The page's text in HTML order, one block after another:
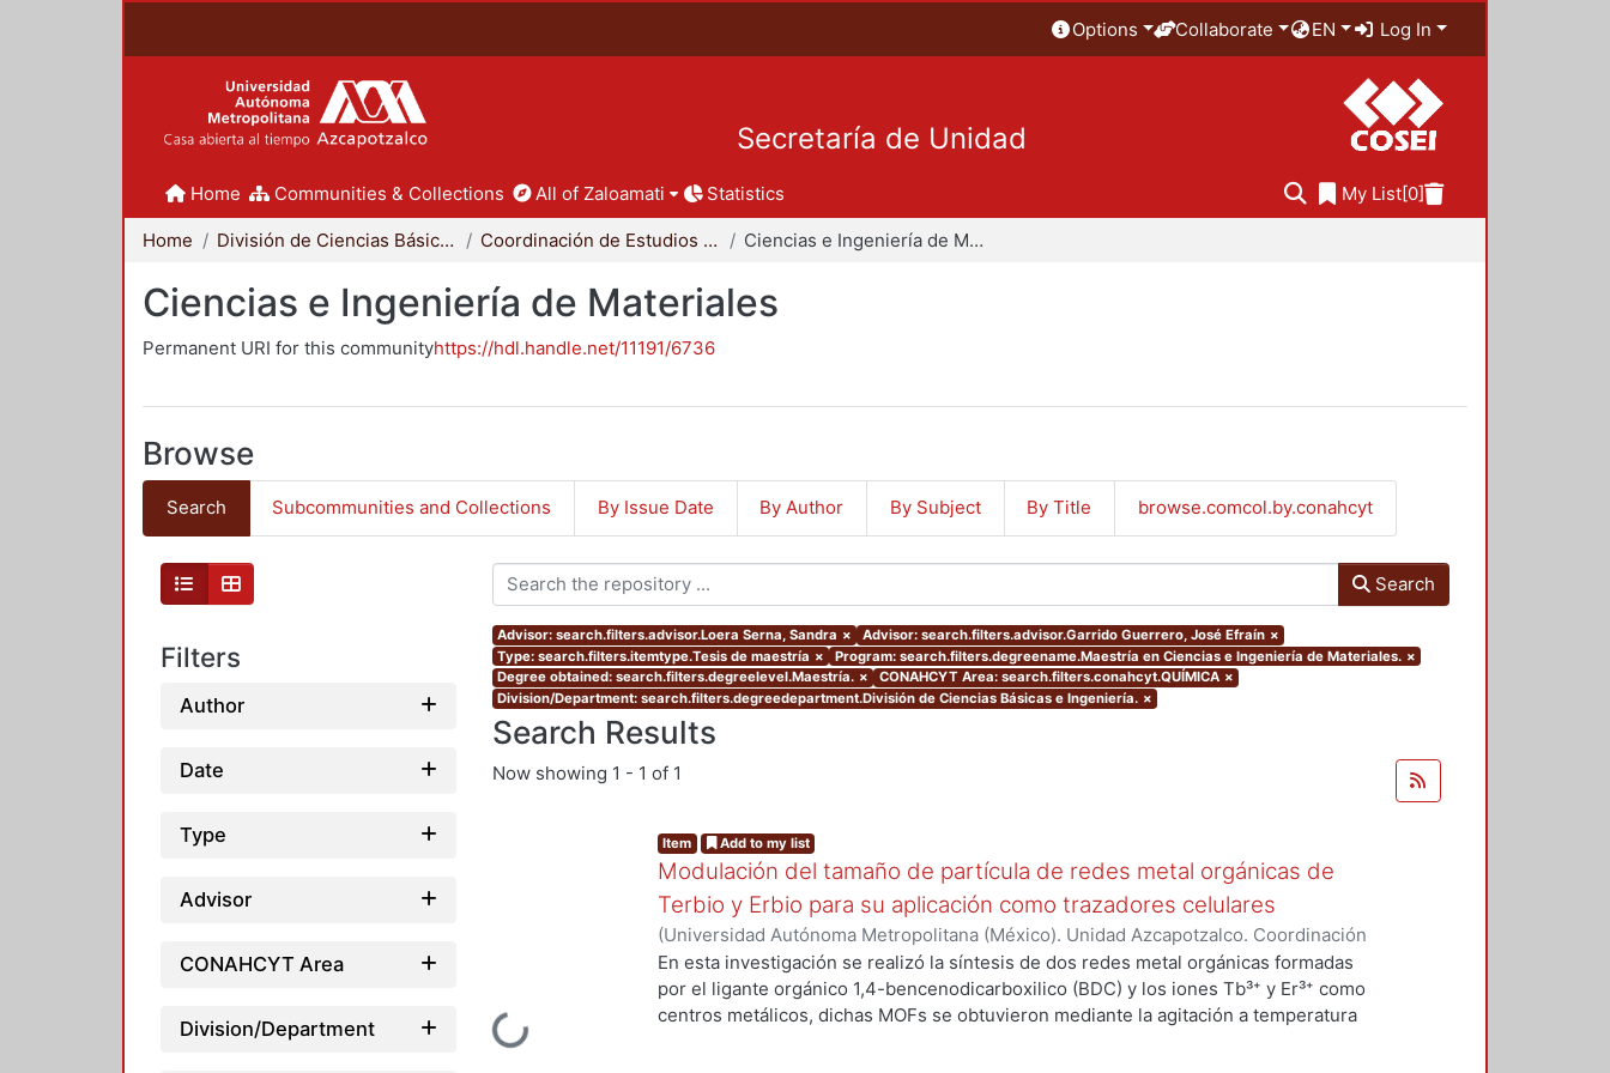
Options Collaborate EN Log In
Secretaría de Unidad
Home Communities & Collections All of Zaloamati Statistics My List[0]
Home División de Ciencias Básicas e Ingeniería Coordinación de Estudios de Posgrado - CBI Ciencias e Ingeniería de Materiales
Ciencias e Ingeniería de Materiales
Permanent URI for this communityhttps://hdl.handle.net/11191/6736
Browse
Search Subcommunities and Collections By Issue Date By Author By Subject By Title browse.comcol.by.conahcyt
Filters
Author
Date
Type
Advisor
CONAHCYT Area
Division/Department
Search
Advisor: search.filters.advisor.Loera Serna, Sandra × Advisor: search.filters.advisor.Garrido Guerrero, José Efraín ×
Type: search.filters.itemtype.Tesis de maestría × Program: search.filters.degreename.Maestría en Ciencias e Ingeniería de Materiales. ×
Degree obtained: search.filters.degreelevel.Maestría. × CONAHCYT Area: search.filters.conahcyt.QUÍMICA ×
Division/Department: search.filters.degreedepartment.División de Ciencias Básicas e Ingeniería. ×
Search Results
Now showing 1 - 1 of 1
Item Add to my list
Modulación del tamaño de partícula de redes metal orgánicas de
Terbio y Erbio para su aplicación como trazadores celulares
(Universidad Autónoma Metropolitana (México). Unidad Azcapotzalco. Coordinación
de Servicios de Información.,2022)Sánchez Moreno, Diana Laura
En esta investigación se realizó la síntesis de dos redes metal orgánicas formadas
por el ligante orgánico 1,4-bencenodicarboxilico (BDC) y los iones Tb³⁺ y Er³⁺ como
centros metálicos, dichas MOFs se obtuvieron mediante la agitación a temperatura